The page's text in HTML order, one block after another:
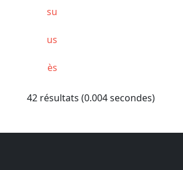
su
us
ès
42 résultats (0.004 secondes)